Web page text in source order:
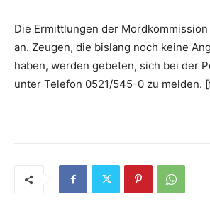
Die Ermittlungen der
an. Zeugen, die bislang noch keine
haben, werden gebeten, sich bei der
unter Telefon 0521/545-0 zu melden.